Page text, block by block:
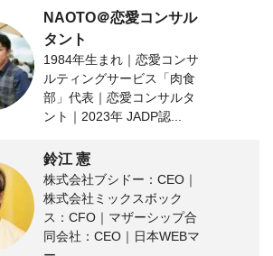
NAOTO＠恋愛コンサル
タント
1984年生まれ｜恋愛コンサ
ルティングサービス「肉食
部」代表｜恋愛コンサルタ
ント｜2023年 JADP認...
鈴江 憲
株式会社ブシドー：CEO｜
株式会社ミックスボック
ス：CFO｜マザーシップ合
同会社：CEO｜日本WEBマ